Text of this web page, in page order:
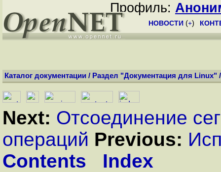
Профиль:
НОВОСТИ (+)
Каталог документации / Раздел "Документация для Linux"
Next: Отсоединение
операций Previous:
Contents
Index